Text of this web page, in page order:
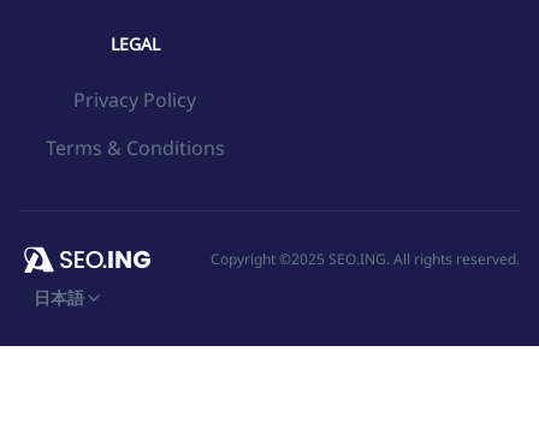
LEGAL
Privacy Policy
Terms & Conditions
Copyright ©2025 SEO.ING. All rights reserved.
日本語